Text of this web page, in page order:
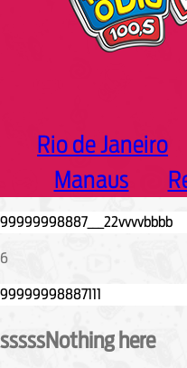
Rio de Janeiro
Manaus
6
sssssNothing here